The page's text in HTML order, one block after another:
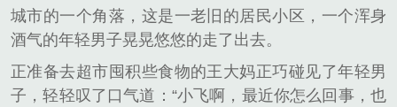
城市的一个角落，这是一老旧的居民小区，一个浑身
酒气的年轻男子晃晃悠悠的走了出去。
正准备去超市囤积些食物的王大妈正巧碰见了年轻男
子，轻轻叹了口气道：“小飞啊，最近你怎么回事，也